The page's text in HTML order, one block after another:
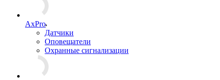
AxPro
Датчики
Оповещатели
Охранные сигнализации